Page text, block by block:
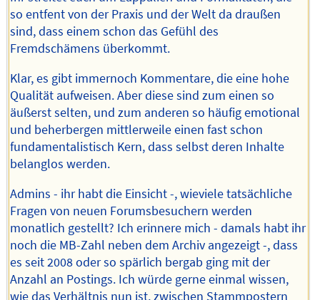
so entfent von der Praxis und der Welt da draußen
sind, dass einem schon das Gefühl des
Fremdschämens überkommt.
Klar, es gibt immernoch Kommentare, die eine hohe
Qualität aufweisen. Aber diese sind zum einen so
äußerst selten, und zum anderen so häufig emotional
und beherbergen mittlerweile einen fast schon
fundamentalistisch Kern, dass selbst deren Inhalte
belanglos werden.
Admins - ihr habt die Einsicht -, wieviele tatsächliche
Fragen von neuen Forumsbesuchern werden
monatlich gestellt? Ich erinnere mich - damals habt ihr
noch die MB-Zahl neben dem Archiv angezeigt -, dass
es seit 2008 oder so spärlich bergab ging mit der
Anzahl an Postings. Ich würde gerne einmal wissen,
wie das Verhältnis nun ist, zwischen Stammpostern